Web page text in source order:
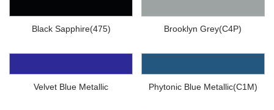
Black Sapphire(475) Brooklyn Grey(C4P)
Velvet Blue Metallic Phytonic Blue Metallic(C1M)